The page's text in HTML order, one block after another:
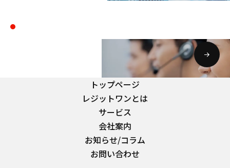
CONTACT
トップページ
レジットワンとは
サービス
会社案内
お知らせ/コラム
お問い合わせ